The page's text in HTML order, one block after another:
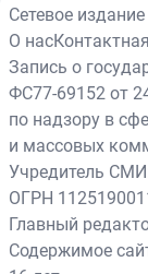
Сетевое
О нас
Запись о
ФС77-69152 от
по надзору в
и массовых
Учредитель
ОГРН
Главный
Содержимое